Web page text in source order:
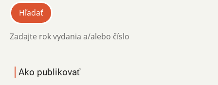
Zadajte rok vydania a/alebo číslo
Ako publikovať